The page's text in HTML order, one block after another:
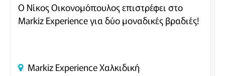
Ο Νίκος Οικονομόπουλος επιστρέφει στο
Markiz Experience για δύο μοναδικές βραδιές!
Markiz ExperienceΧαλκιδική